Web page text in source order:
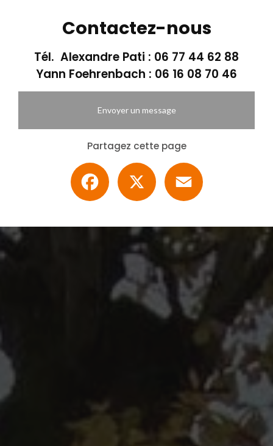
Contactez-nous
Tél. Alexandre Pati : 06 77 44 62 88
Yann Foehrenbach : 06 16 08 70 46
Envoyer un message
Partagez cette page
Facebook